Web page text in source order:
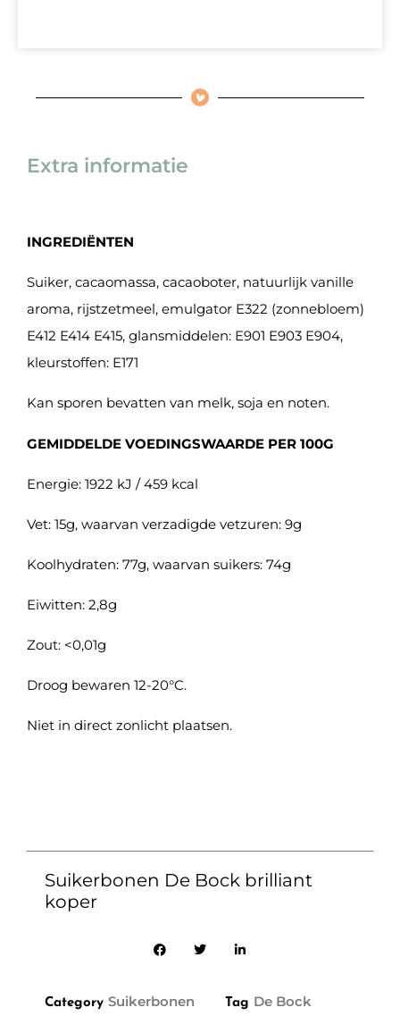
Extra informatie
INGREDIËNTEN
Suiker, cacaomassa, cacaoboter, natuurlijk vanille
aroma, rijstzetmeel, emulgator E322 (zonnebloem)
E412 E414 E415, glansmiddelen: E901 E903 E904,
kleurstoffen: E171
Kan sporen bevatten van melk, soja en noten.
GEMIDDELDE VOEDINGSWAARDE PER 100G
Energie: 1922 kJ / 459 kcal
Vet: 15g, waarvan verzadigde vetzuren: 9g
Koolhydraten: 77g, waarvan suikers: 74g
Eiwitten: 2,8g
Zout: <0,01g
Droog bewaren 12-20°C.
Niet in direct zonlicht plaatsen.
Suikerbonen De Bock brilliant
koper
Category Suikerbonen Tag De Bock